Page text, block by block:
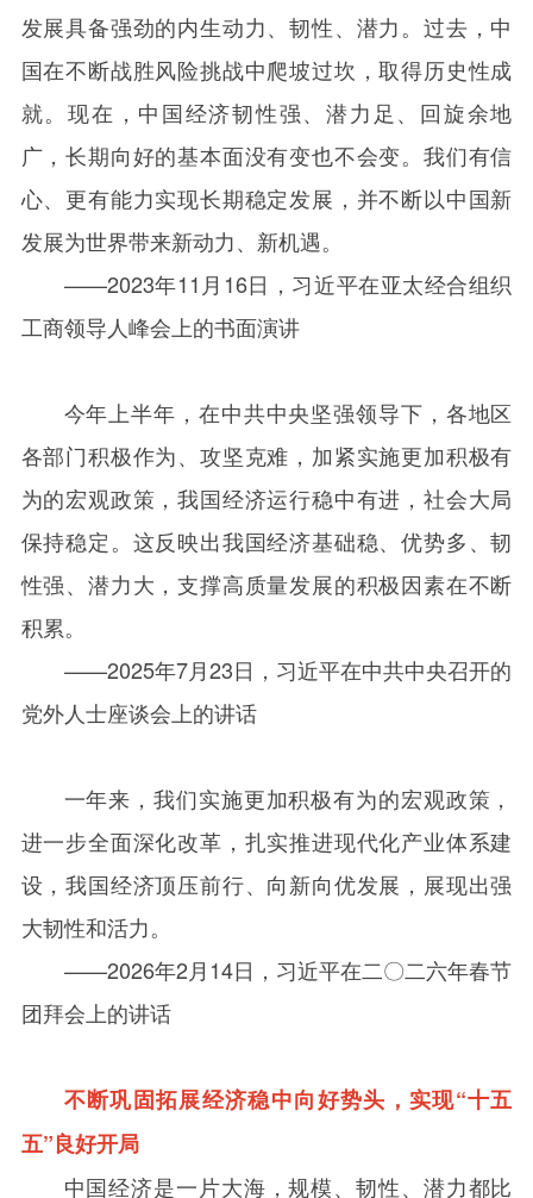
发展具备强劲的内生动力、韧性、潜力。过去，中
国在不断战胜风险挑战中爬坡过坎，取得历史性成
就。现在，中国经济韧性强、潜力足、回旋余地
广，长期向好的基本面没有变也不会变。我们有信
心、更有能力实现长期稳定发展，并不断以中国新
发展为世界带来新动力、新机遇。
——2023年11 月 16日，习近平在亚太经合组织
工商领导人峰会上的书面演讲
今年上半年，在中共中央坚强领导下，各地区
各部门积极作为、攻坚克难，加紧实施更加积极有
为的宏观政策，我国经济运行稳中有进，社会大局
保持稳定。这反映出我国经济基础稳、优势多、韧
性强、潜力大，支撑高质量发展的积极因素在不断
积累。
——2025年7月23日，习近平在中共中央召开的
党外人士座谈会上的讲话
一年来，我们实施更加积极有为的宏观政策，
进一步全面深化改革，扎实推进现代化产业体系建
设，我国经济顶压前行、向新向优发展，展现出强
大韧性和活力。
——2026年2月14日，习近平在二〇二六年春节
团拜会上的讲话
不断巩固拓展经济稳中向好势头，实现“十五
五”良好开局
中国经济是一片大海，规模、韧性、潜力都比